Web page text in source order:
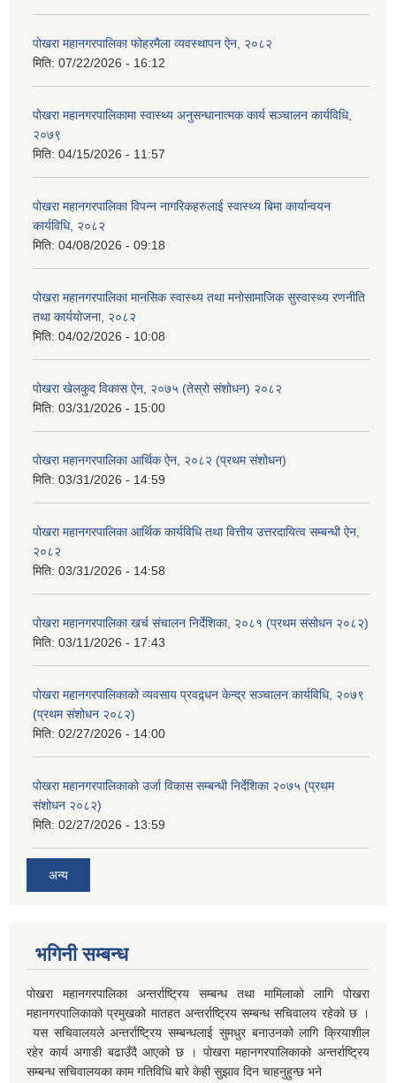
पोखरा महानगरपालिका फोहरमैला व्यवस्थापन ऐन, २०८२
मिति: 07/22/2026 - 16:12
पोखरा महानगरपालिकामा स्वास्थ्य अनुसन्धानात्मक कार्य सञ्चालन कार्यविधि,
२०७९
मिति: 04/15/2026 - 11:57
पोखरा महानगरपालिका विपन्न नागरिकहरुलाई स्वास्थ्य बिमा कार्यान्वयन
कार्यविधि, २०८२
मिति: 04/08/2026 - 09:18
पोखरा महानगरपालिका मानसिक स्वास्थ्य तथा मनोसामाजिक सुस्वास्थ्य रणनीति
तथा कार्ययोजना, २०८२
मिति: 04/02/2026 - 10:08
पोखरा खेलकुद विकास ऐन, २०७५ (तेस्रो संशोधन) २०८२
मिति: 03/31/2026 - 15:00
पोखरा महानगरपालिका आर्थिक ऐन, २०८२ (प्रथम संशोधन)
मिति: 03/31/2026 - 14:59
पोखरा महानगरपालिका आर्थिक कार्यविधि तथा वित्तीय उत्तरदायित्व सम्बन्धी ऐन,
२०८२
मिति: 03/31/2026 - 14:58
पोखरा महानगरपालिका खर्च संचालन निर्देशिका, २०८१ (प्रथम संसोधन २०८२)
मिति: 03/11/2026 - 17:43
पोखरा महानगरपालिकाको व्यवसाय प्रवद्र्धन केन्द्र सञ्चालन कार्यविधि, २०७९
(प्रथम संशोधन २०८२)
मिति: 02/27/2026 - 14:00
पोखरा महानगरपालिकाको उर्जा विकास सम्बन्धी निर्देशिका २०७५ (प्रथम
संशोधन २०८२)
मिति: 02/27/2026 - 13:59
अन्य
भगिनी सम्बन्ध
पोखरा महानगरपालिका अन्तर्राष्ट्रिय सम्बन्ध तथा मामिलाको लागि पोखरा
महानगरपालिकाको प्रमुखको मातहत अन्तर्राष्ट्रिय सम्बन्ध सचिवालय रहेको छ ।
यस सचिवालयले अन्तर्राष्ट्रिय सम्बन्धलाई सुमधुर बनाउनको लागि क्रियाशील
रहेर कार्य अगाडी बढाउँदै आएको छ । पोखरा महानगरपालिकाको अन्तर्राष्ट्रिय
सम्बन्ध सचिवालयका काम गतिविधि बारे केही सुझाव दिन चाहनुहुन्छ भने